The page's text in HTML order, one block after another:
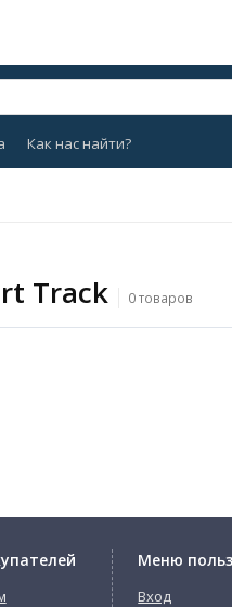
Как нас найти?
Track 0 товаров
Меню
Вход